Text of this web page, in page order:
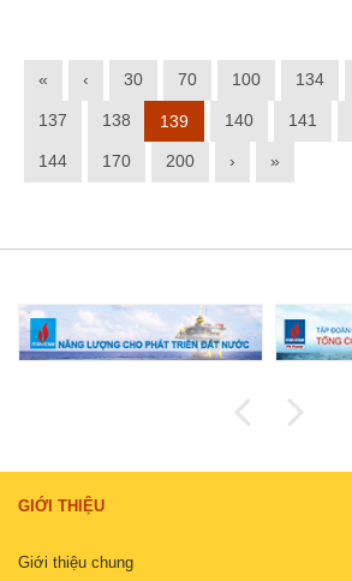
« ‹ 30 70 100 134
137 138 139 140 141
144 170 200 › »
GIỚI THIỆU
Giới thiệu chung